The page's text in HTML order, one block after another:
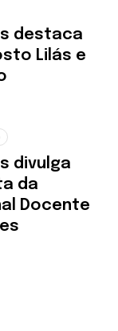
destaca
Lilás e
divulga
da
Docente